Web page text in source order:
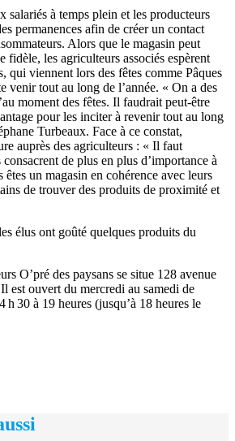
salariés à temps plein et les producteurs
permanences afin de créer un contact
Alors que le magasin peut
fidèle, les agriculteurs associés espèrent
qui viennent lors des fêtes comme Pâques
venir tout au long de l’année. « On a des
moment des fêtes. Il faudrait peut-être
pour les inciter à revenir tout au long
Turbeaux. Face à ce constat,
auprès des agriculteurs : « Il faut
de plus en plus d’importance à
un magasin en cohérence avec leurs
de trouver des produits de proximité et
élus ont goûté quelques produits du
O’pré des paysans se situe 128 avenue
est ouvert du mercredi au samedi de
h 30 à 19 heures (jusqu’à 18 heures le